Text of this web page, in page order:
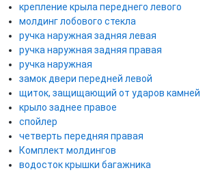
крепление крыла переднего левого
молдинг лобового стекла
ручка наружная задняя левая
ручка наружная задняя правая
ручка наружная
замок двери передней левой
щиток, защищающий от ударов камней
крыло заднее правое
спойлер
четверть передняя правая
Комплект молдингов
водосток крышки багажника